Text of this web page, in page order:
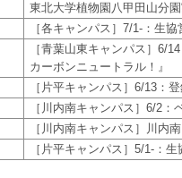
東北大学植物園八甲田山分
［各キャンパス］7/1-：生
［青葉山東キャンパス］6/
カーボンニュートラル！』
［片平キャンパス］6/13：
［川内南キャンパス］6/2：
［川内南キャンパス］川内
［片平キャンパス］5/1-：